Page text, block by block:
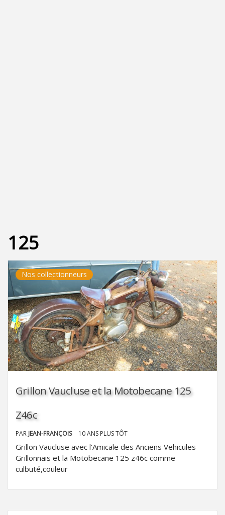
125
Nos collectionneurs
Grillon Vaucluse et la Motobecane 125
Z46c
PAR JEAN-FRANÇOIS 10 ANS PLUS TÔT
Grillon Vaucluse avec l’Amicale des Anciens Vehicules
Grillonnais et la Motobecane 125 z46c comme
culbuté,couleur